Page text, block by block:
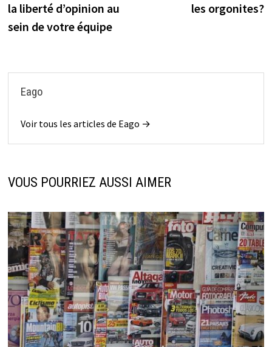
l’article
la liberté d’opinion au
sein de votre équipe
les orgonites?
Eago
Voir tous les articles de Eago →
VOUS POURRIEZ AUSSI AIMER